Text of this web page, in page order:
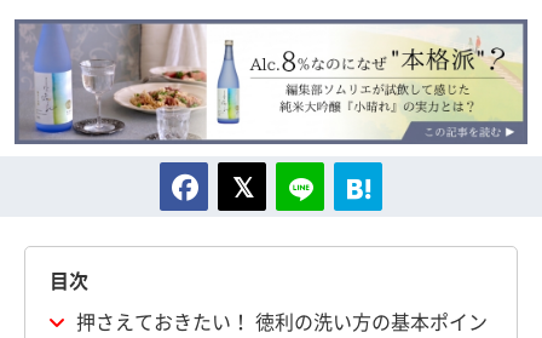
目次
押さえておきたい！ 徳利の洗い方の基本ポイン